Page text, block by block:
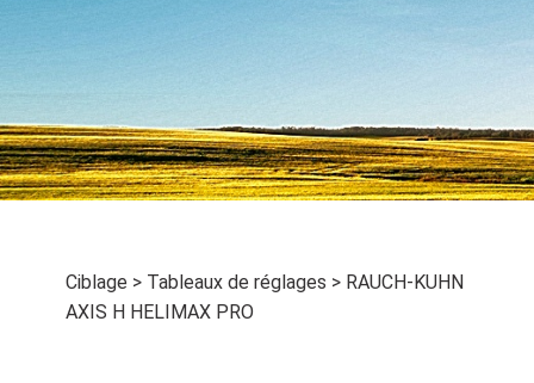
Ciblage > Tableaux de réglages > RAUCH-KUHN
AXIS H HELIMAX PRO